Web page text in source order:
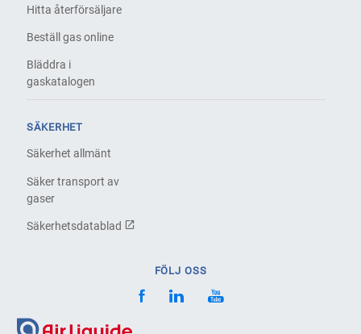
Hitta återförsäljare
Beställ gas online
Bläddra i
gaskatalogen
SÄKERHET
Säkerhet allmänt
Säker transport av
gaser
Säkerhetsdatablad
FÖLJ OSS